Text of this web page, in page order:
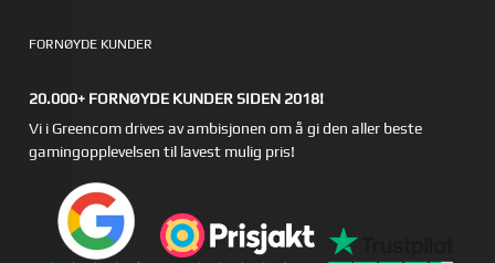
FORNØYDE KUNDER
20.000+ FORNØYDE KUNDER SIDEN 2018!
Vi i Greencom drives av ambisjonen om å gi den aller beste
gamingopplevelsen til lavest mulig pris!